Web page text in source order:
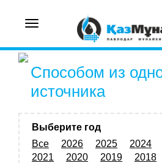
Toggle
Способом из
источника
Выберите год
Все
2026 2025 2024
2021
2020 2019 2018